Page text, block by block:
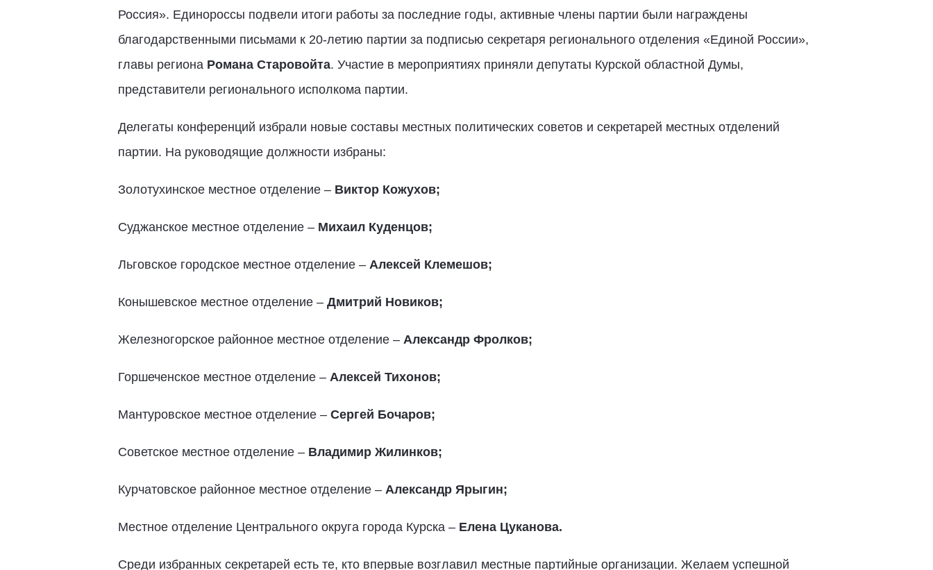
Россия». Единороссы подвели итоги работы за последние годы, активные члены партии были награждены
благодарственными письмами к 20-летию партии за подписью секретаря регионального отделения «Единой России»,
главы региона Романа Старовойта. Участие в мероприятиях приняли депутаты Курской областной Думы,
представители регионального исполкома партии.
Делегаты конференций избрали новые составы местных политических советов и секретарей местных отделений
партии. На руководящие должности избраны:
Золотухинское местное отделение – Виктор Кожухов;
Суджанское местное отделение – Михаил Куденцов;
Льговское городское местное отделение – Алексей Клемешов;
Конышевское местное отделение – Дмитрий Новиков;
Железногорское районное местное отделение – Александр Фролков;
Горшеченское местное отделение – Алексей Тихонов;
Мантуровское местное отделение – Сергей Бочаров;
Советское местное отделение – Владимир Жилинков;
Курчатовское районное местное отделение – Александр Ярыгин;
Местное отделение Центрального округа города Курска – Елена Цуканова.
Среди избранных секретарей есть те, кто впервые возглавил местные партийные организации. Желаем успешной